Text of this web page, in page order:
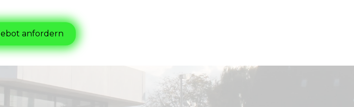
anfordern